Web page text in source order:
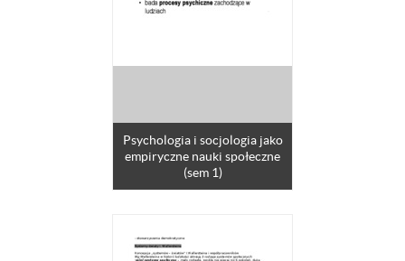
Psychologia i socjologia jako
empiryczne nauki społeczne
(sem 1)